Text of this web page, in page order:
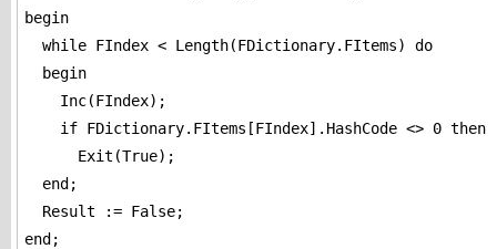
begin
  while FIndex < Length(FDictionary.FItems) do
  begin
    Inc(FIndex);
    if FDictionary.FItems[FIndex].HashCode <> 0 then
      Exit(True);
  end;
  Result := False;
end;